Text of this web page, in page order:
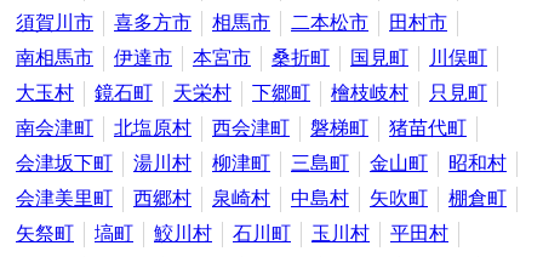
須賀川市
喜多方市 相馬市 二本松市
田村市
南相馬市
伊達市 本宮市 桑折町 国見町
川俣町
大玉村
鏡石町 天栄村 下郷町 檜枝岐村
只見町
南会津町
北塩原村 西会津町 磐梯町
猪苗代町
会津坂下町
湯川村 柳津町 三島町 金山町
昭和村
会津美里町
西郷村 泉崎村 中島村 矢吹町
棚倉町
矢祭町
塙町 鮫川村 石川町 玉川村
平田村